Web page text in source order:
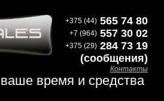
время и средства
+375 (44) 565 74 80
+7 (964) 557 30 02
+375 (29) 284 73 19
(сообщения)
Контакты